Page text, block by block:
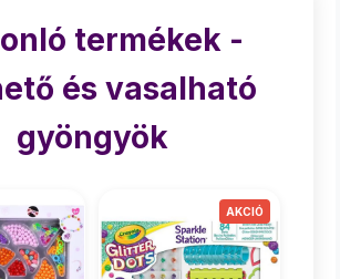
termékek -
és vasalható
gyöngyök